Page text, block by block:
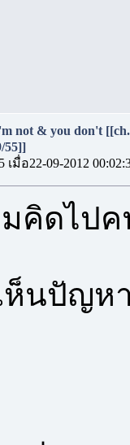
not & you don't
55]]
เมื่อ22-09-2012
คิดไปค
ห็นปัญห